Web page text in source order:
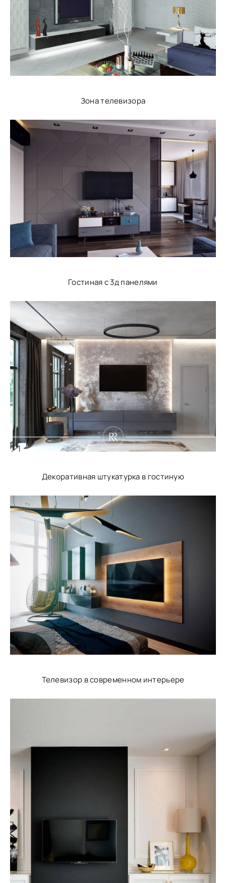
Зона телевизора
Гостиная с 3д панелями
Декоративная штукатурка в гостиную
Телевизор в современном интерьере